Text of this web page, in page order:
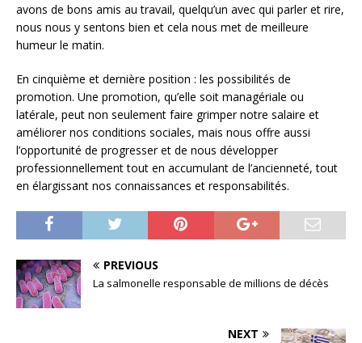
avons de bons amis au travail, quelqu’un avec qui parler et rire,
nous nous y sentons bien et cela nous met de meilleure
humeur le matin.
En cinquième et dernière position : les possibilités de
promotion. Une promotion, qu’elle soit managériale ou
latérale, peut non seulement faire grimper notre salaire et
améliorer nos conditions sociales, mais nous offre aussi
l’opportunité de progresser et de nous développer
professionnellement tout en accumulant de l’ancienneté, tout
en élargissant nos connaissances et responsabilités.
PREVIOUS
La salmonelle responsable de millions de décès
NEXT